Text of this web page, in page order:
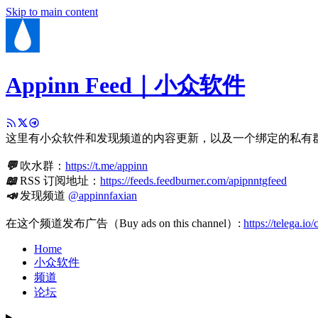
Skip to main content
Appinn Feed｜小众软件
这里有小众软件和发现频道的内容更新，以及一个绑定的私有
💬吹水群： https://t.me/appinn
📖RSS 订阅地址： https://feeds.feedburner.com/apipnntgfeed
📣发现频道 @appinnfaxian
在这个频道发布广告（Buy ads on this channel）: https://telega.io/
Home
小众软件
频道
论坛